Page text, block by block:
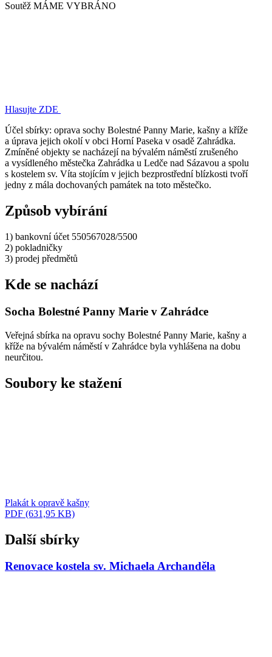
Soutěž MÁME VYBRÁNO
Hlasujte ZDE
Účel sbírky: oprava sochy Bolestné Panny Marie, kašny a kříže
a úprava jejich okolí v obci Horní Paseka v osadě Zahrádka.
Zmíněné objekty se nacházejí na bývalém náměstí zrušeného
a vysídleného městečka Zahrádka u Ledče nad Sázavou a spolu
s kostelem sv. Víta stojícím v jejich bezprostřední blízkosti tvoří
jedny z mála dochovaných památek na toto městečko.
Způsob vybírání
1) bankovní účet 550567028/5500
2) pokladničky
3) prodej předmětů
Kde se nachází
Socha Bolestné Panny Marie v Zahrádce
Veřejná sbírka na opravu sochy Bolestné Panny Marie, kašny a
kříže na bývalém náměstí v Zahrádce byla vyhlášena na dobu
neurčitou.
Soubory ke stažení
Plakát k opravě kašny
PDF (631,95 KB)
Další sbírky
Renovace kostela sv. Michaela Archanděla